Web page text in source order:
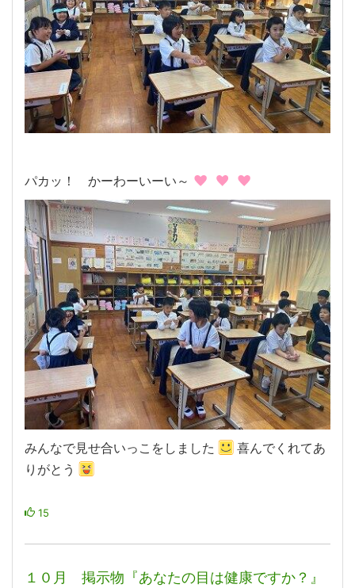
パカッ！ かーわーいーい～
みんなで見せ合いっこをしました
喜んでくれてあ
りがとう
15
１０月 掲示物『あなたの目は健康ですか？』